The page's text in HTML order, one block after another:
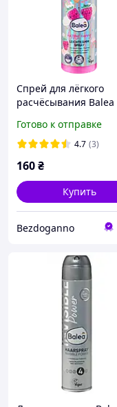
Спрей для лёгкого
расчёсывания Balea
Готово к отправке
4.7 (3)
160₴
Купить
Bezdoganno